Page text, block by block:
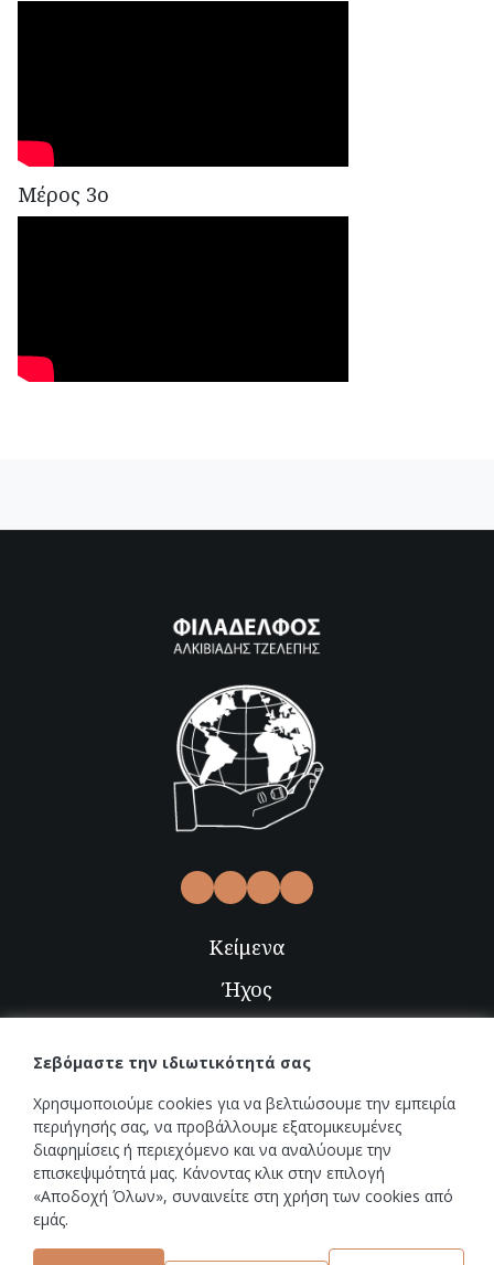
Μέρος 3ο
Σεβόμαστε την ιδιωτικότητά σας
Χρησιμοποιούμε cookies για να βελτιώσουμε την εμπειρία
περιήγησής σας, να προβάλλουμε εξατομικευμένες
διαφημίσεις ή περιεχόμενο και να αναλύουμε την
επισκεψιμότητά μας. Κάνοντας κλικ στην επιλογή
«Αποδοχή Όλων», συναινείτε στη χρήση των cookies από
εμάς.
Κείμενα
Ήχος
Εικόνες
Radio-TV
Εκδηλώσεις